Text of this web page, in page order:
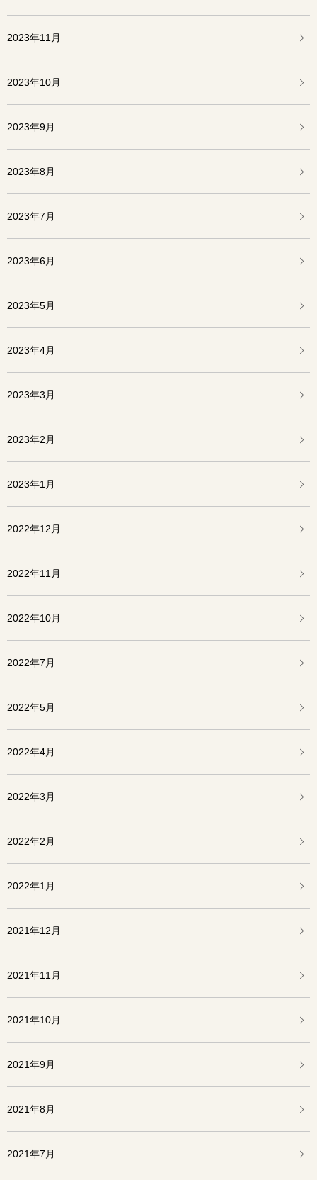
2023年11月
2023年10月
2023年9月
2023年8月
2023年7月
2023年6月
2023年5月
2023年4月
2023年3月
2023年2月
2023年1月
2022年12月
2022年11月
2022年10月
2022年7月
2022年5月
2022年4月
2022年3月
2022年2月
2022年1月
2021年12月
2021年11月
2021年10月
2021年9月
2021年8月
2021年7月